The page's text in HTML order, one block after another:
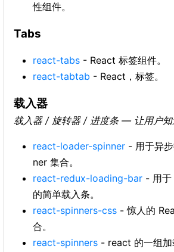
性组件。
Tabs
react-tabs - React 标签组件。
react-tabtab - React，标签。
载入器
载入器 / 旋转器 / 进度条 — 让用户知
react-loader-spinner - 用于异
ner 集合。
react-redux-loading-bar - 用于
的简单载入条。
react-spinners-css - 惊人的
合。
react-spinners - react 的一组加